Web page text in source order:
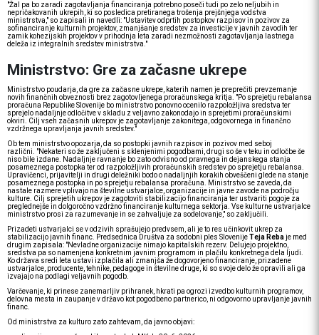
"Žal pa bo zaradi zagotavljanja financiranja potrebno poseči tudi po zelo neljubih in
nepričakovanih ukrepih, ki so posledica pretiranega trošenja prejšnjega vodstva
ministrstva," so zapisali in navedli: "Ustavitev odprtih postopkov razpisov in pozivov za
sofinanciranje kulturnih projektov, zmanjšanje sredstev za investicije v javnih zavodih ter
zamik kohezijskih projektov v prihodnja leta zaradi nezmožnosti zagotavljanja lastnega
deleža iz integralnih sredstev ministrstva."
Ministrstvo: Gre za začasne ukrepe
Ministrstvo poudarja, da gre za začasne ukrepe, katerih namen je preprečiti prevzemanje
novih finančnih obveznosti brez zagotovljenega proračunskega kritja. "Po sprejetju rebalansa
proračuna Republike Slovenije bo ministrstvo ponovno ocenilo razpoložljiva sredstva ter
sprejelo nadaljnje odločitve v skladu z veljavno zakonodajo in sprejetimi proračunskimi
okviri. Cilj vseh začasnih ukrepov je zagotavljanje zakonitega, odgovornega in finančno
vzdržnega upravljanja javnih sredstev."
Ob tem ministrstvo opozarja, da so postopki javnih razpisov in pozivov med seboj
različni. "Nekateri so že zaključeni s sklenjenimi pogodbami, drugi so še v teku in odločbe še
niso bile izdane. Nadaljnje ravnanje bo zato odvisno od pravnega in dejanskega stanja
posameznega postopka ter od razpoložljivih proračunskih sredstev po sprejetju rebalansa.
Upravičenci, prijavitelji in drugi deležniki bodo o nadaljnjih korakih obveščeni glede na stanje
posameznega postopka in po sprejetju rebalansa proračuna. Ministrstvo se zaveda, da
nastale razmere vplivajo na številne ustvarjalce, organizacije in javne zavode na področju
kulture. Cilj sprejetih ukrepov je zagotoviti stabilizacijo financiranja ter ustvariti pogoje za
preglednejše in dolgoročno vzdržno financiranje kulturnega sektorja. Vse kulturne ustvarjalce
ministrstvo prosi za razumevanje in se zahvaljuje za sodelovanje," so zaključili.
Prizadeti ustvarjalci se v odzivih sprašujejo predvsem, ali je to res učinkovit ukrep za
stabilizacijo javnih financ. Predsednica Društva za sodobni ples SlovenijeTeja Rebaje med
drugim zapisala: "Nevladne organizacije nimajo kapitalskih rezerv. Delujejo projektno,
sredstva pa so namenjena konkretnim javnim programom in plačilu konkretnega dela ljudi.
Ko država sredi leta ustavi izplačila ali zmanjša že dogovorjeno financiranje, prizadene
ustvarjalce, producente, tehnike, pedagoge in številne druge, ki so svoje delo že opravili ali ga
izvajajo na podlagi veljavnih pogodb.
Varčevanje, ki prinese zanemarljiv prihranek, hkrati pa ogrozi izvedbo kulturnih programov,
delovna mesta in zaupanje v državo kot pogodbeno partnerico, ni odgovorno upravljanje javnih
financ.
Od ministrstva za kulturo zato zahtevam, da javno objavi: